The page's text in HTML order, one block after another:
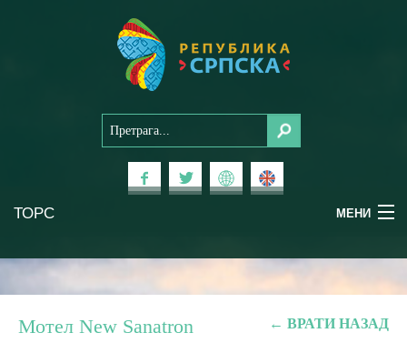
ТОРС МЕНИ
← ВРАТИ НАЗАД
Мотел New Sanatron